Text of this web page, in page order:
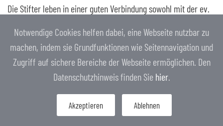
Die Stifter leben in einer guten Verbindung sowohl mit der ev.
Unterstützung bedürftiger Kinder ist Christen beider
Konfessionen wichtig. Daher wollten sie die Stiftung in
ökumenischer Verbundenheit wirksam werden lassen.
Dem trägt die ökumenische Besetzung des Kuratoriums durch
Gemeindeglieder der katholischen Pfarrgemeinde Hildegundis
von Meer und ihrer Gemeinden St. Franziskus, St. Nikolaus, St.
Notwendige Cookies helfen dabei, eine Webseite nutzbar zu
machen, indem sie Grundfunktionen wie Seitennavigation und
Zugriff auf sichere Bereiche der Webseite ermöglichen. Den
Datenschutzhinweis finden Sie hier.
Akzeptieren Ablehnen